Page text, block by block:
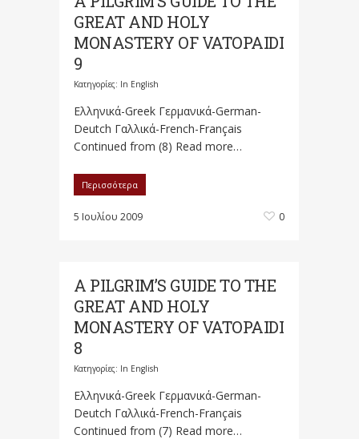
GREAT AND HOLY
MONASTERY OF VATOPAIDI
9
Κατηγορίες: In English
Ελληνικά-Greek Γερμανικά-German-
Deutch Γαλλικά-French-Français
Continued from (8) Read more…
Περισσότερα
5 Ιουλίου 2009 0
A PILGRIM’S GUIDE TO THE
GREAT AND HOLY
MONASTERY OF VATOPAIDI
8
Κατηγορίες: In English
Ελληνικά-Greek Γερμανικά-German-
Deutch Γαλλικά-French-Français
Continued from (7) Read more…